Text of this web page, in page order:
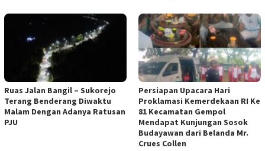
Ruas Jalan Bangil – Sukorejo
Terang Benderang Diwaktu
Malam Dengan Adanya Ratusan
PJU
Persiapan Upacara Hari
Proklamasi Kemerdekaan RI Ke
81 Kecamatan Gempol
Mendapat Kunjungan Sosok
Budayawan dari Belanda Mr.
Crues Collen